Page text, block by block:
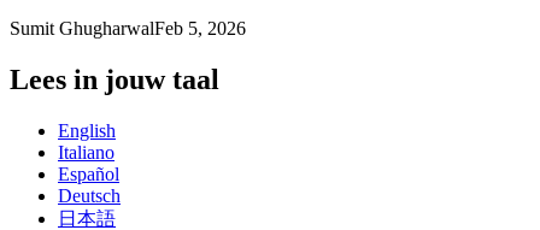
Sumit GhugharwalFeb 5, 2026
Lees in jouw taal
English
Italiano
Español
Deutsch
日本語